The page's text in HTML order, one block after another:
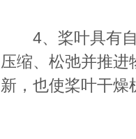
4、桨叶具有自
压缩、松弛并推
新，也使桨叶干燥